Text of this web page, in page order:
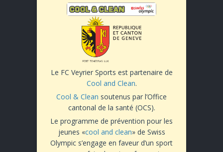
Le FC Veyrier Sports est partenaire de
Cool and Clean.
Cool & Clean soutenus par l’Office
cantonal de la santé (OCS).
Le programme de prévention pour les
jeunes «cool and clean» de Swiss
Olympic s’engage en faveur d’un sport